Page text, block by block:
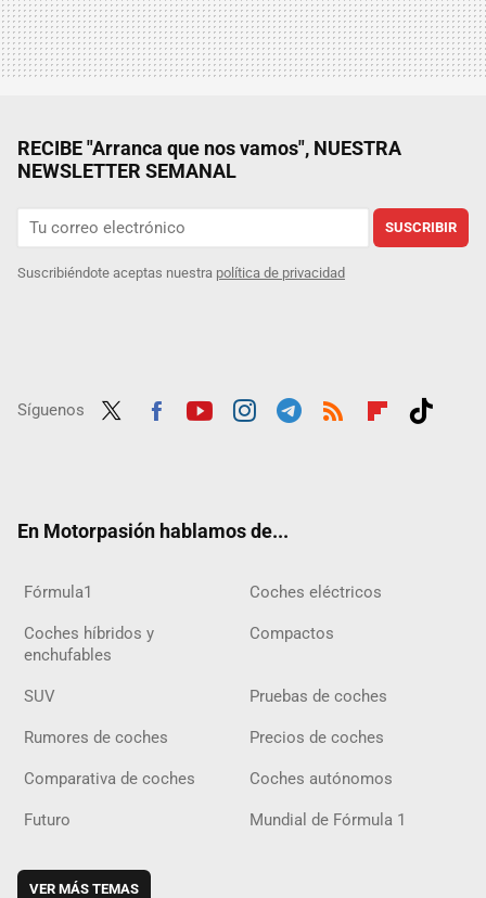
RECIBE "Arranca que nos vamos", NUESTRA
NEWSLETTER SEMANAL
SUSCRIBIR
Suscribiéndote aceptas nuestra política de privacidad
Síguenos
En Motorpasión hablamos de...
Fórmula1 Coches eléctricos
Coches híbridos y
enchufables
Compactos
SUV Pruebas de coches
Rumores de coches Precios de coches
Comparativa de coches Coches autónomos
Futuro Mundial de Fórmula 1
VER MÁS TEMAS